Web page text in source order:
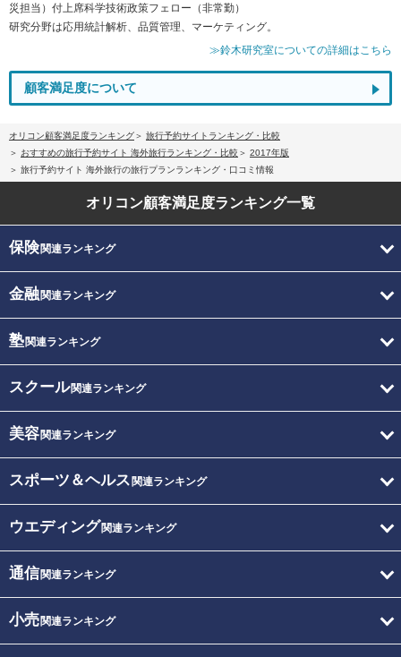
災担当）付上席科学技術政策フェロー（非常勤）
研究分野は応用統計解析、品質管理、マーケティング。
≫鈴木研究室についての詳細はこちら
顧客満足度について
オリコン顧客満足度ランキング
旅行予約サイトランキング・比較
おすすめの旅行予約サイト 海外旅行ランキング・比較
2017年版
旅行予約サイト 海外旅行の旅行プランランキング・口コミ情報
オリコン顧客満足度ランキング一覧
保険関連ランキング
金融関連ランキング
塾関連ランキング
スクール関連ランキング
美容関連ランキング
スポーツ＆ヘルス 関連ランキング
ウエディング関連ランキング
通信関連ランキング
小売関連ランキング